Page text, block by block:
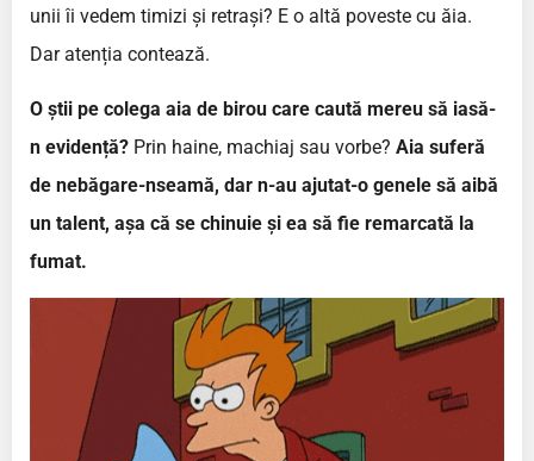
unii îi vedem timizi și retrași? E o altă poveste cu ăia.
Dar atenția contează.
O știi pe colega aia de birou care caută mereu să iasă-
n evidență? Prin haine, machiaj sau vorbe? Aia suferă
de nebăgare-nseamă, dar n-au ajutat-o genele să aibă
un talent, așa că se chinuie și ea să fie remarcată la
fumat.